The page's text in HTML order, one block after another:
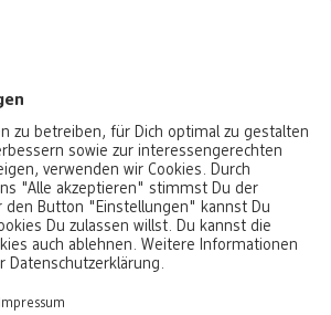
18131903Montag bis Samstag: 8:00 – 20:00 Uhr,
unser